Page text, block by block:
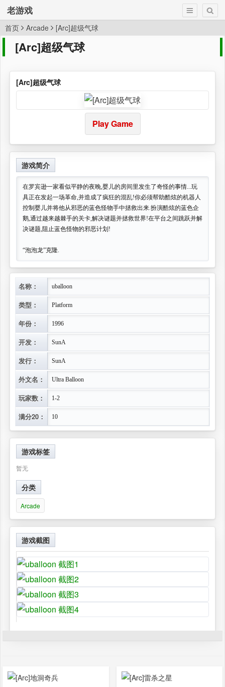
老游戏
首页 Arcade [Arc]超级气球
[Arc]超级气球
[Arc]超级气球
Play Game
游戏简介
在罗宾逊一家看似平静的夜晚,婴儿的房间里发生了奇怪的事情...玩
具正在发起一场革命,并造成了疯狂的混乱!你必须帮助酷炫的机器人
控制婴儿并将他从邪恶的蓝色怪物手中拯救出来.扮演酷炫的蓝色企
鹅,通过越来越棘手的关卡,解决谜题并拯救世界!在平台之间跳跃并解
决谜题,阻止蓝色怪物的邪恶计划!
“泡泡龙”克隆.
名称： uballoon
类型： Platform
年份： 1996
开发： SunA
发行： SunA
外文名： Ultra Balloon
玩家数： 1-2
满分20： 10
游戏标签
暂无
分类
Arcade
游戏截图